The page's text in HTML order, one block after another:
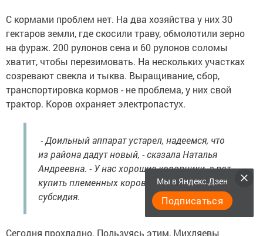
С кормами проблем нет. На два хозяйства у них 30
гектаров земли, где скосили траву, обмолотили зерно
на фураж. 200 рулонов сена и 60 рулонов соломы
хватит, чтобы перезимовать. На нескольких участках
созревают свекла и тыква. Выращивание, сбор,
транспортировка кормов - не проблема, у них свой
трактор. Коров охраняет электропастух.
- Доильный аппарат устарел, надеемся, что
из района дадут новый, - сказала Наталья
Андреевна. - У нас хорошие коровники, а вот
купить племенных коров, не помешала бы
субсидия.
Сегодня прохладно. Пользуясь этим, Михляевы
Мы в Яндекс.Дзен
Подписаться